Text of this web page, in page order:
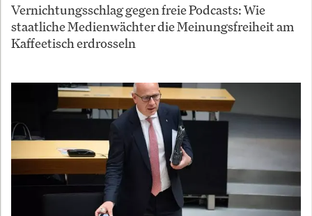
Vernichtungsschlag gegen freie Podcasts: Wie
staatliche Medienwächter die Meinungsfreiheit am
Kaffeetisch erdrosseln